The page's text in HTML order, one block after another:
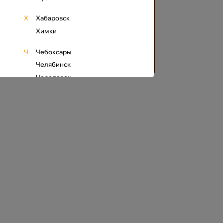
Х
Хабаровск
Химки
Ч
Чебоксары
Челябинск
Череповец